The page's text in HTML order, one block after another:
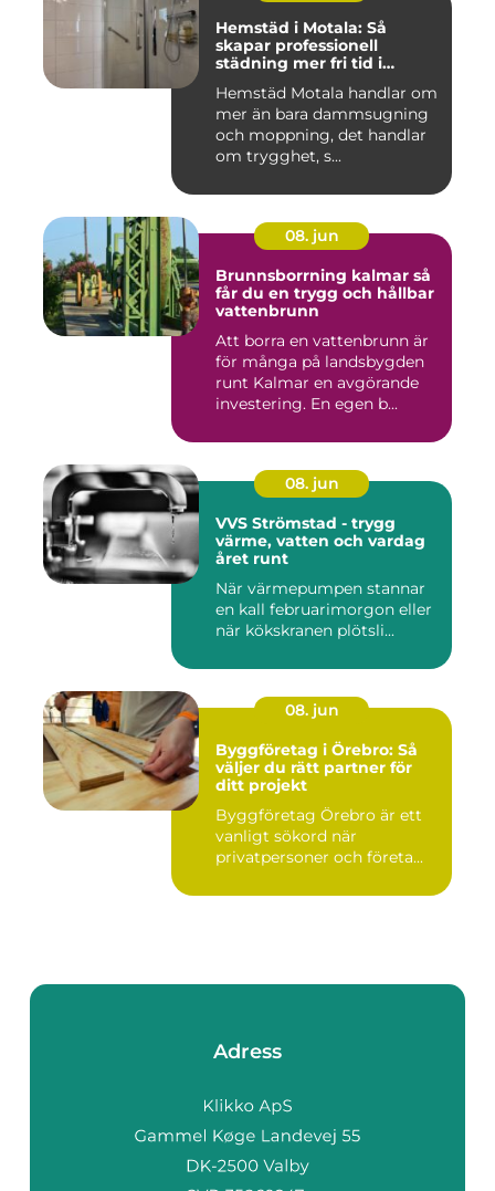
Hemstäd i Motala: Så
skapar professionell
städning mer fri tid i
Hemstäd Motala handlar om
mer än bara dammsugning
och moppning, det handlar
om trygghet, s...
08. jun
Brunnsborrning kalmar så
får du en trygg och hållbar
vattenbrunn
Att borra en vattenbrunn är
för många på landsbygden
runt Kalmar en avgörande
investering. En egen b...
08. jun
VVS Strömstad - trygg
värme, vatten och vardag
året runt
När värmepumpen stannar
en kall februarimorgon eller
när kökskranen plötsli...
08. jun
Byggföretag i Örebro: Så
väljer du rätt partner för
ditt projekt
Byggföretag Örebro är ett
vanligt sökord när
privatpersoner och företa...
Adress